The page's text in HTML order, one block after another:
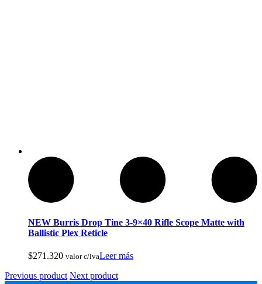
NEW Burris Drop Tine 3-9×40 Rifle Scope Matte with
Ballistic Plex Reticle
$271.320 valor c/ivaLeer más
Previous product Next product